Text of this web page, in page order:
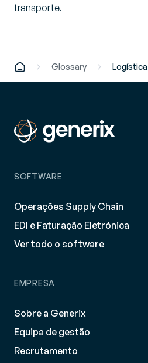
transporte.
Glossary Logística
SOFTWARE
Operações Supply Chain
EDI e Faturação Eletrónica
Ver todo o software
EMPRESA
Sobre a Generix
Equipa de gestão
Recrutamento